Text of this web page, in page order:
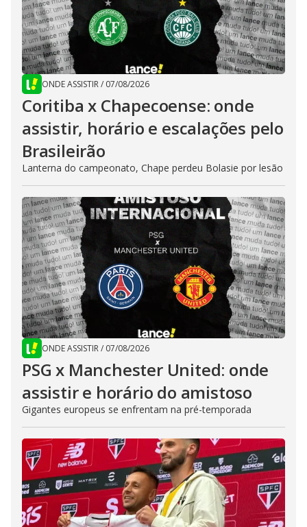
ONDE ASSISTIR/ 07/08/2026
Coritiba x Chapecoense: onde
assistir, horário e escalações pelo
Brasileirão
Lanterna do campeonato, Chape perdeu Bolasie por lesão
ONDE ASSISTIR/ 07/08/2026
PSG x Manchester United: onde
assistir e horário do amistoso
Gigantes europeus se enfrentam na pré-temporada